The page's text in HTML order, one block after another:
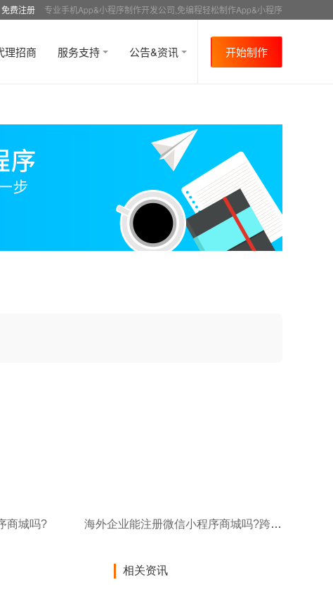
免费注册 专业手机App&小程序制作开发公司,免编程轻松制作App&小程序
理招商 服务支持 公告&资讯 开始制作
商城吗? 海外企业能注册微信小程序商城吗?跨境注册流程!
相关资讯